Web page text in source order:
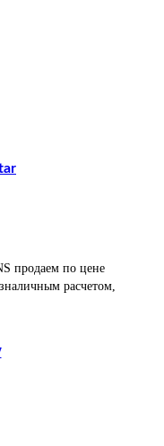
продаем по цене
расчетом,